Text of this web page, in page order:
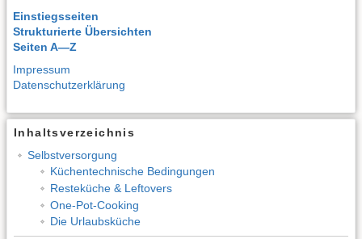
Einstiegsseiten
Strukturierte Übersichten
Seiten A—Z
Impressum
Datenschutzerklärung
Inhaltsverzeichnis
Selbstversorgung
Küchentechnische Bedingungen
Resteküche & Leftovers
One-Pot-Cooking
Die Urlaubsküche